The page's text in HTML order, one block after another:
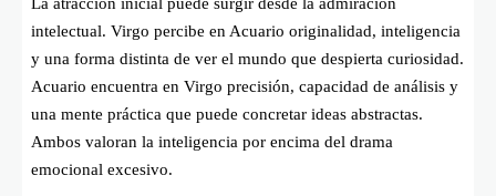
intelectual. Virgo percibe en Acuario originalidad, inteligencia
y una forma distinta de ver el mundo que despierta curiosidad.
Acuario encuentra en Virgo precisión, capacidad de análisis y
una mente práctica que puede concretar ideas abstractas.
Ambos valoran la inteligencia por encima del drama
emocional excesivo.